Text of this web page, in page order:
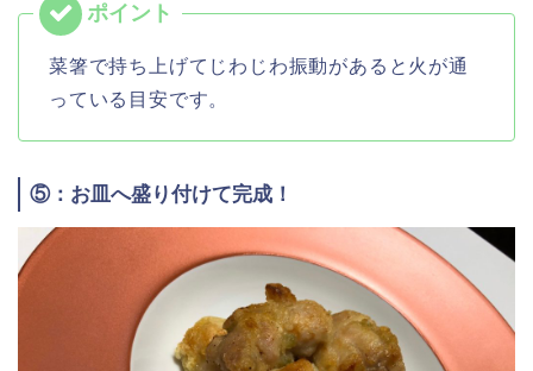
菜箸で持ち上げてじわじわ振動があると火が通
っている目安です。
⑤：お皿へ盛り付けて完成！